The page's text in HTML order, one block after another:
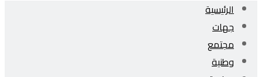
الرئيسية
جهات
مجتمع
وطنية